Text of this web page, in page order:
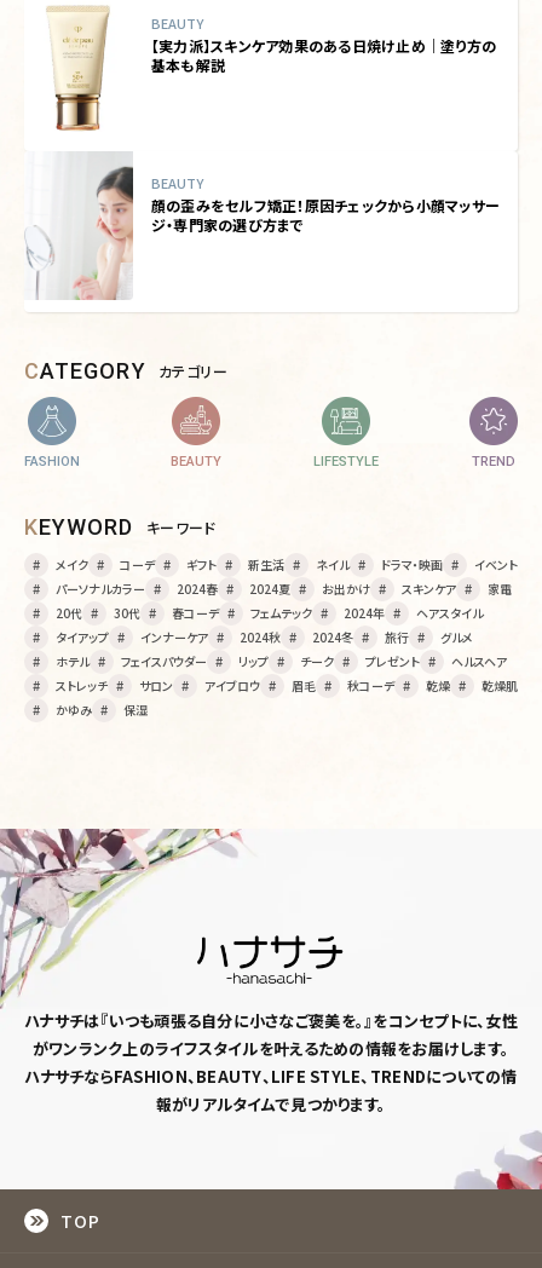
BEAUTY
【実力派】スキンケア効果のある日焼け止め｜塗り方の
基本も解説
BEAUTY
顔の歪みをセルフ矯正！原因チェックから小顔マッサー
ジ・専門家の選び方まで
CATEGORY カテゴリー
FASHION BEAUTY LIFESTYLE TREND
KEYWORD キーワード
メイク コーデ ギフト 新生活 ネイル ドラマ・映画
イベント
パーソナルカラー
2024春 2024夏 お出かけ スキンケア
家電
20代
30代 春コーデ フェムテック 2024年
ヘアスタイル
タイアップ
インナーケア 2024秋 2024冬 旅行
グルメ
ホテル
フェイスパウダー リップ チーク プレゼント
ヘルスヘア
ストレッチ
サロン アイブロウ 眉毛 秋コーデ 乾燥
乾燥肌
かゆみ
保湿
ハナサチは『いつも頑張る自分に小さなご褒美を。』をコンセプトに、女性
がワンランク上のライフスタイルを叶えるための情報をお届けします。
ハナサチならFASHION、BEAUTY、LIFE STYLE、TRENDについての情
報がリアルタイムで見つかります。
TOP